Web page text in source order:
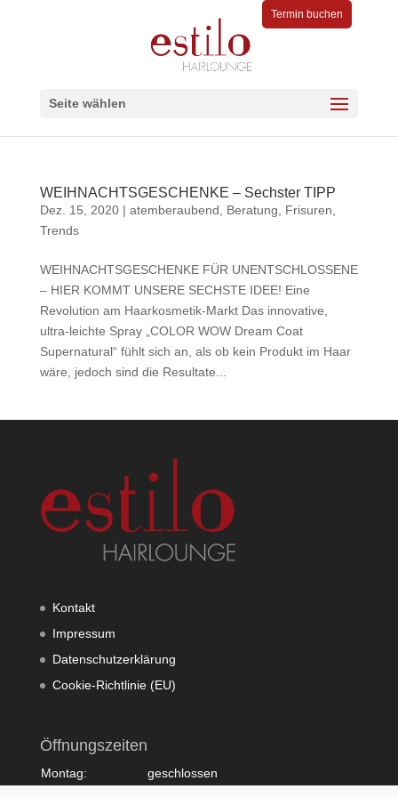
Termin buchen
Seite wählen
WEIHNACHTSGESCHENKE – Sechster TIPP
Dez. 15, 2020| atemberaubend Beratung Frisuren
Trends
WEIHNACHTSGESCHENKE FÜR UNENTSCHLOSSENE
– HIER KOMMT UNSERE SECHSTE IDEE! Eine
Revolution am Haarkosmetik-Markt Das innovative,
ultra-leichte Spray „COLOR WOW Dream Coat
Supernatural“ fühlt sich an, als ob kein Produkt im Haar
wäre, jedoch sind die Resultate...
Kontakt
Impressum
Datenschutzerklärung
Cookie-Richtlinie (EU)
Öffnungszeiten
Montag:
geschlossen